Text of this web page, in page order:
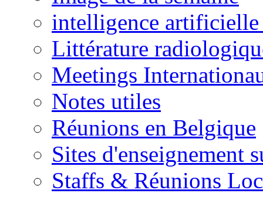
intelligence
Littérature
Meetings
Notes utiles
Réunions en Belgique
Sites d'enseignement
Staffs & Réunions